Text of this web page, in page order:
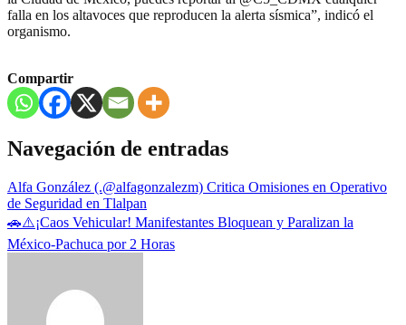
falla en los altavoces que reproducen la alerta sísmica”, indicó el
organismo.
Compartir
Navegación de entradas
Alfa González (.@alfagonzalezm) Critica Omisiones en Operativo
de Seguridad en Tlalpan
🚗⚠️¡Caos Vehicular! Manifestantes Bloquean y Paralizan la
México-Pachuca por 2 Horas